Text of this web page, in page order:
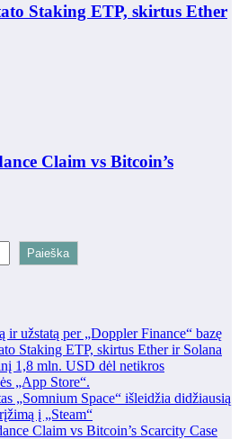
Staking ETP, skirtus Ether
Claim vs Bitcoin’s
Paieška
ir užstatą per „Doppler Finance“ bazę
Staking ETP, skirtus Ether ir Solana
1,8 mln. USD dėl netikros
„App Store“.
„Somnium Space“ išleidžia didžiausią
į „Steam“
Claim vs Bitcoin’s Scarcity Case